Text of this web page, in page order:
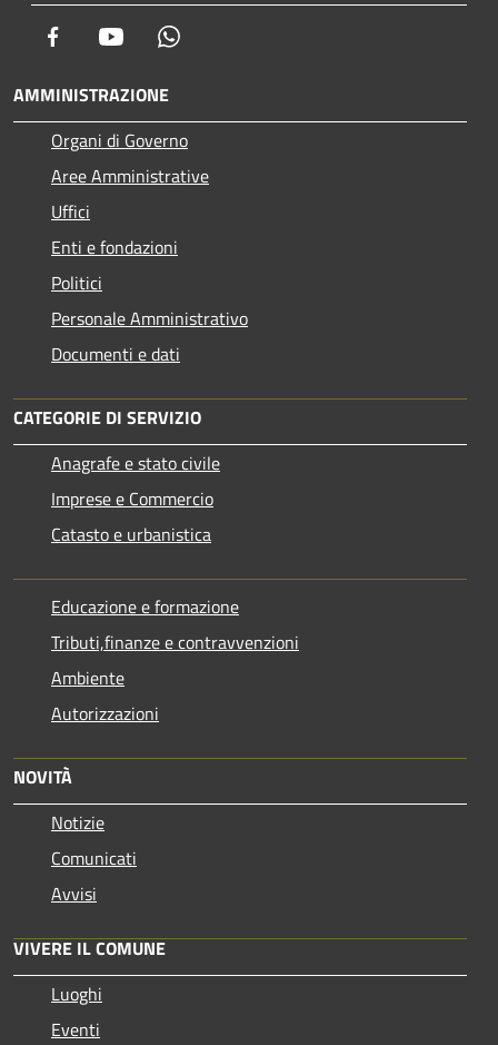
Facebook Youtube
AMMINISTRAZIONE
Organi di Governo
Aree Amministrative
Uffici
Enti e fondazioni
Politici
Personale Amministrativo
Documenti e dati
CATEGORIE DI SERVIZIO
Anagrafe e stato civile
Imprese e Commercio
Catasto e urbanistica
Educazione e formazione
Tributi,finanze e contravvenzioni
Ambiente
Autorizzazioni
NOVITÀ
Notizie
Comunicati
Avvisi
VIVERE IL COMUNE
Luoghi
Eventi